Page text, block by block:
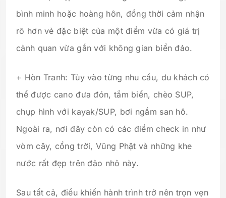
bình minh hoặc hoàng hôn, đồng thời cảm nhận
rõ hơn vẻ đặc biệt của một điểm vừa có giá trị
cảnh quan vừa gắn với không gian biển đảo.
+ Hòn Tranh: Tùy vào từng nhu cầu, du khách có
thể được cano đưa đón, tắm biển, chèo SUP,
chụp hình với kayak/SUP, bơi ngắm san hô.
Ngoài ra, nơi đây còn có các điểm check in như
vòm cây, cổng trời, Vũng Phật và những khe
nước rất đẹp trên đảo nhỏ này.
Sau tất cả, điều khiến hành trình trở nên trọn vẹn